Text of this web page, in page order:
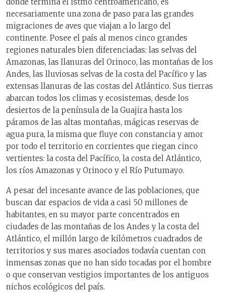
necesariamente una zona de paso para las grandes
migraciones de aves que viajan a lo largo del
continente. Posee el país al menos cinco grandes
regiones naturales bien diferenciadas: las selvas del
Amazonas, las llanuras del Orinoco, las montañas de los
Andes, las lluviosas selvas de la costa del Pacífico y las
extensas llanuras de las costas del Atlántico. Sus tierras
abarcan todos los climas y ecosistemas, desde los
desiertos de la península de la Guajira hasta los
páramos de las altas montañas, mágicas reservas de
agua pura, la misma que fluye con constancia y amor
por todo el territorio en corrientes que riegan cinco
vertientes: la costa del Pacífico, la costa del Atlántico,
los ríos Amazonas y Orinoco y el Río Putumayo.
A pesar del incesante avance de las poblaciones, que
buscan dar espacios de vida a casi 50 millones de
habitantes, en su mayor parte concentrados en
ciudades de las montañas de los Andes y la costa del
Atlántico, el millón largo de kilómetros cuadrados de
territorios y sus mares asociados todavía cuentan con
inmensas zonas que no han sido tocadas por el hombre
o que conservan vestigios importantes de los antiguos
nichos ecológicos del país.